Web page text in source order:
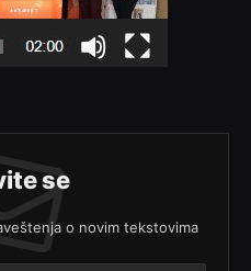
se
o novim tekstovima